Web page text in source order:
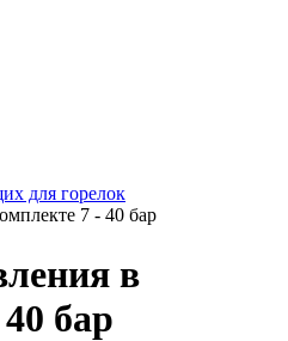
для горелок
7 - 40 бар
в
бар